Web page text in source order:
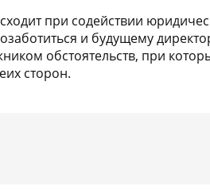
при содействии
и будущему
обстоятельств, при
сторон.